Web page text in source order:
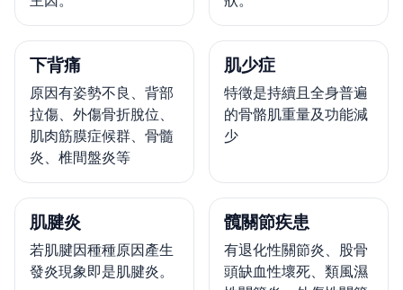
下背痛
原因有姿勢不良、背部
拉傷、外傷骨折脫位、
肌肉筋膜症候群、骨髓
炎、椎間盤炎等
肌少症
特徵是持續且全身普遍
的骨骼肌重量及功能減
少
肌腱炎
若肌腱因種種原因產生
發炎現象即是肌腱炎。
髖關節疾患
有退化性關節炎、股骨
頭缺血性壞死、類風濕